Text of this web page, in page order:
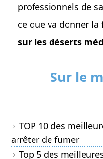
professionnels de
ce que va donner
sur les déserts
Sur le
TOP 10 des
arrêter de fumer
Top 5 des